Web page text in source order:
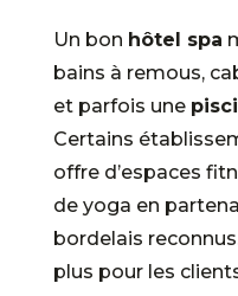
Un bon hôtel spa
bains à remous,
et parfois une
Certains
offre d’espaces
de yoga en
bordelais
plus pour les